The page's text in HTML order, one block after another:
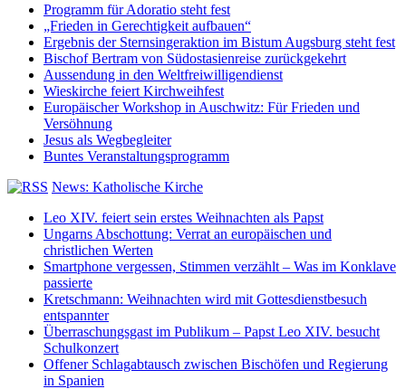
Programm für Adoratio steht fest
„Frieden in Gerechtigkeit aufbauen“
Ergebnis der Sternsingeraktion im Bistum Augsburg steht fest
Bischof Bertram von Südostasienreise zurückgekehrt
Aussendung in den Weltfreiwilligendienst
Wieskirche feiert Kirchweihfest
Europäischer Workshop in Auschwitz: Für Frieden und
Versöhnung
Jesus als Wegbegleiter
Buntes Veranstaltungsprogramm
News: Katholische Kirche
Leo XIV. feiert sein erstes Weihnachten als Papst
Ungarns Abschottung: Verrat an europäischen und
christlichen Werten
Smartphone vergessen, Stimmen verzählt – Was im Konklave
passierte
Kretschmann: Weihnachten wird mit Gottesdienstbesuch
entspannter
Überraschungsgast im Publikum – Papst Leo XIV. besucht
Schulkonzert
Offener Schlagabtausch zwischen Bischöfen und Regierung
in Spanien